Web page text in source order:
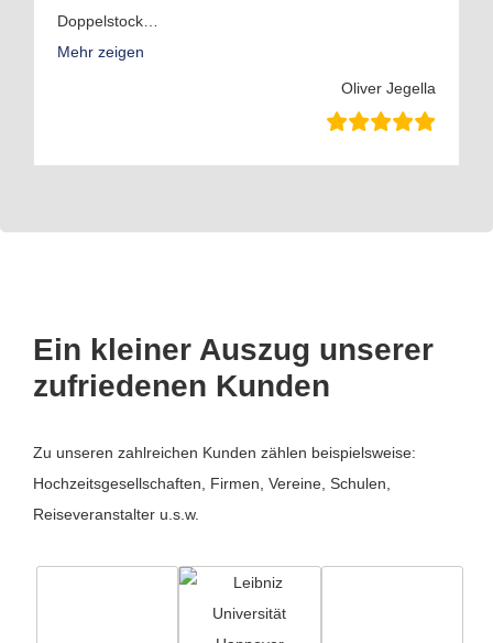
Doppelstock
Mehr zeigen
Oliver Jegella
Ein kleiner Auszug unserer
zufriedenen Kunden
Zu unseren zahlreichen Kunden zählen beispielsweise:
Hochzeitsgesellschaften, Firmen, Vereine, Schulen,
Reiseveranstalter u.s.w.